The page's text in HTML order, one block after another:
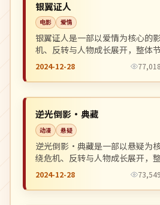
中国
银翼证人
电影 爱情
银翼证人是一部以爱情为核心的
机、反转与人物成长展开，整体
观看。
2024-12-28 77,018
日本
逆光倒影·典藏
动漫 悬疑
逆光倒影·典藏是一部以悬疑为
绕危机、反转与人物成长展开，
推荐观看。
2024-12-28 73,549